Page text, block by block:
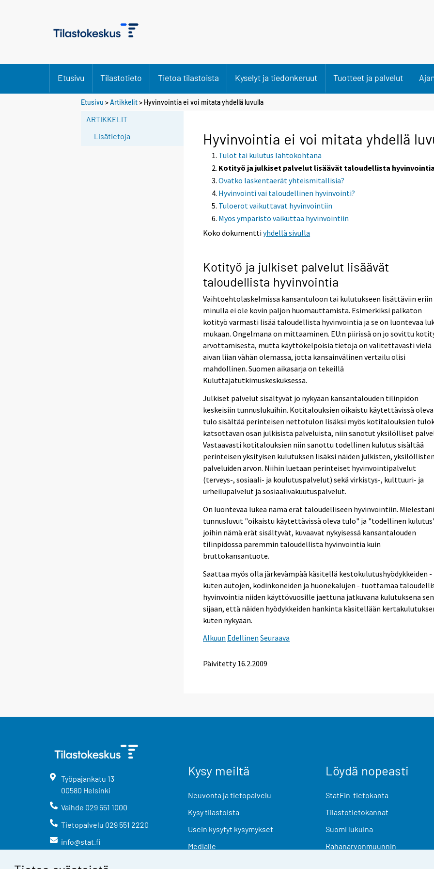
Etusivu Tilastotieto Tietoa tilastoista Kyselyt ja tiedonkeruut Tuotteet ja palvelut
Etusivu >Artikkelit> Hyvinvointia ei voi mitata yhdellä luvulla
ARTIKKELIT
Lisätietoja
Hyvinvointia ei voi mitata yhdellä
Tulot tai kulutus lähtökohtana
Kotityö ja julkiset palvelut lisäävät taloudellista hyvinvointia
Ovatko laskentaerät yhteismitallisia?
Hyvinvointi vai taloudellinen hyvinvointi?
Tuloerot vaikuttavat hyvinvointiin
Myös ympäristö vaikuttaa hyvinvointiin
Koko dokumenttiyhdellä sivulla
Kotityö ja julkiset palvelut lisäävät
taloudellista hyvinvointia
Vaihtoehtolaskelmissa kansantuloon tai kulutukseen lisättäviin eriin
minulla ei ole kovin paljon huomauttamista. Esimerkiksi palkaton
kotityö varmasti lisää taloudellista hyvinvointia ja se on luontevaa
mukaan. Ongelmana on mittaaminen. EU:n piirissä on jo sovittu
arvottamisesta, mutta käyttökelpoisia tietoja on valitettavasti vielä
aivan liian vähän olemassa, jotta kansainvälinen vertailu olisi
mahdollinen. Suomen aikasarja on tekeillä
Kuluttajatutkimuskeskuksessa.
Julkiset palvelut sisältyvät jo nykyään kansantalouden tilinpidon
keskeisiin tunnuslukuihin. Kotitalouksien oikaistu käytettävissä oleva
tulo sisältää perinteisen nettotulon lisäksi myös kotitalouksien
katsottavan osan julkisista palveluista, niin sanotut yksilölliset
Vastaavasti kotitalouksien niin sanottu todellinen kulutus sisältää
perinteisen yksityisen kulutuksen lisäksi näiden julkisten, yksilöllisten
palveluiden arvon. Niihin luetaan perinteiset hyvinvointipalvelut
(terveys-, sosiaali- ja koulutuspalvelut) sekä virkistys-, kulttuuri- ja
urheilupalvelut ja sosiaalivakuutuspalvelut.
On luontevaa lukea nämä erät taloudelliseen hyvinvointiin. Mielestäni
tunnusluvut "oikaistu käytettävissä oleva tulo" ja "todellinen
joihin nämä erät sisältyvät, kuvaavat nykyisessä kansantalouden
tilinpidossa paremmin taloudellista hyvinvointia kuin
bruttokansantuote.
Saattaa myös olla järkevämpää käsitellä kestokulutushyödykkeiden -
kuten autojen, kodinkoneiden ja huonekalujen - tuottamaa
hyvinvointia niiden käyttövuosille jaettuna jatkuvana kulutuksena sen
sijaan, että näiden hyödykkeiden hankinta käsitellään
kuten nykyään.
Alkuun Edellinen Seuraava
Päivitetty16.2.2009
Työpajankatu 13
00580 Helsinki
Vaihde 029 551 1000
Tietopalvelu 029 551 2220
info@stat.fi
Kysy meiltä
Neuvonta ja tietopalvelu
Kysy tilastoista
Usein kysytyt kysymykset
Medialle
Löydä nopeasti
StatFin-tietokanta
Tilastotietokannat
Suomi lukuina
Rahanarvonmuunnin